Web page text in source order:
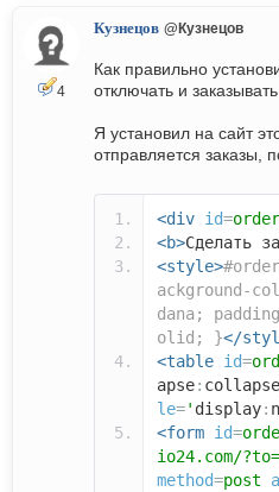
4
Кузнецов @Кузнецов
Как правильно
отключать и
Я установил на сайт
отправляется заказы,
<div id=
<b>Сделать
<style>
ackground-
dana;
olid; }</
<table id=
apse: collapse
le=' display:
<form id=
io24.com/
method=post